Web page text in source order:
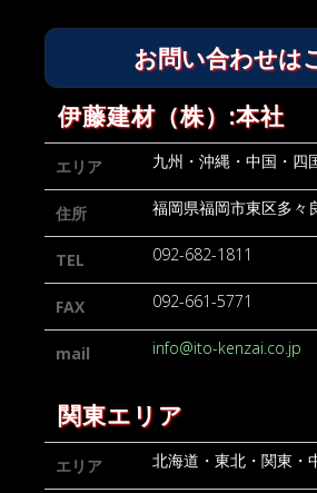
お問い合わせは
伊藤建材（株）:本社
エリア 九州・沖縄・中国・四
住所 福岡県福岡市東区多々
TEL 092-682-1811
FAX 092-661-5771
mail info@ito-kenzai.co.jp
関東エリア
エリア 北海道・東北・関東・